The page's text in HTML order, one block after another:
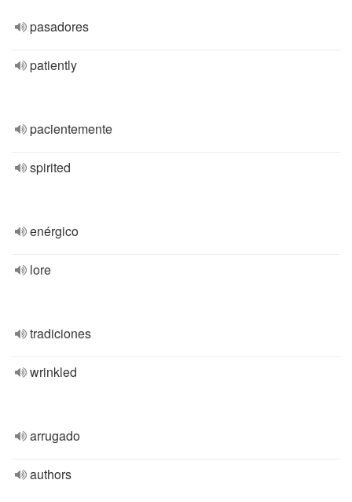
pasadores
patiently
pacientemente
spirited
enérgico
lore
tradiciones
wrinkled
arrugado
authors